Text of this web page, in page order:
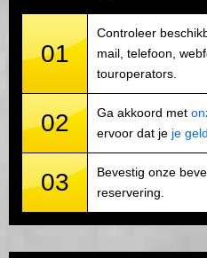
01
Controleer
mail, telefoon,
touroperators.
02 Ga akkoord met
ervoor dat je je
03
Bevestig onze
reservering.